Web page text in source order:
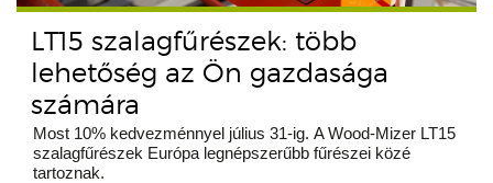
LT15 szalagfűrészek: több
lehetőség az Ön gazdasága
számára
Most 10% kedvezménnyel július 31-ig. A Wood-Mizer LT15
szalagfűrészek Európa legnépszerűbb fűrészei közé
tartoznak.